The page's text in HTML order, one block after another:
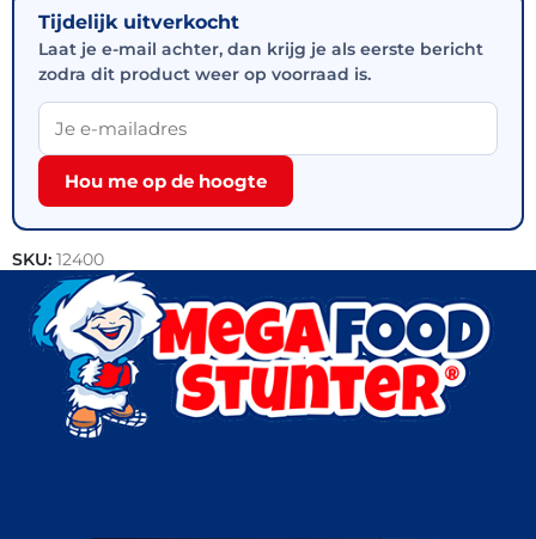
Tijdelijk uitverkocht
Laat je e-mail achter, dan krijg je als eerste bericht
zodra dit product weer op voorraad is.
Hou me op de hoogte
SKU: 12400
Categorieën:Vlees